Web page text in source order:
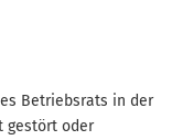
Betriebsrats in der
gestört oder